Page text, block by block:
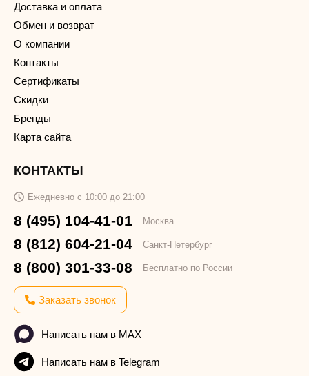
Доставка и оплата
Обмен и возврат
О компании
Контакты
Сертификаты
Скидки
Бренды
Карта сайта
КОНТАКТЫ
Ежедневно с 10:00 до 21:00
8 (495) 104-41-01 Москва
8 (812) 604-21-04 Санкт-Петербург
8 (800) 301-33-08 Бесплатно по России
Заказать звонок
Написать нам в MAX
Написать нам в Telegram